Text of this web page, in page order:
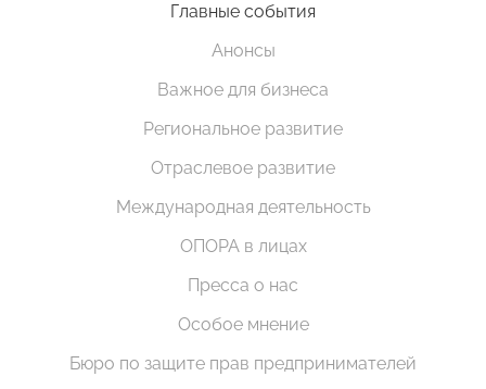
Главные события
Анонсы
Важное для бизнеса
Региональное развитие
Отраслевое развитие
Международная деятельность
ОПОРА в лицах
Пресса о нас
Особое мнение
Бюро по защите прав предпринимателей